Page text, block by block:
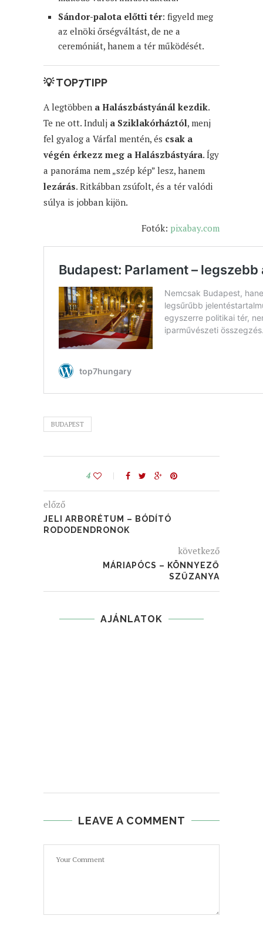
Sándor-palota előtti tér: figyeld meg
az elnöki őrségváltást, de ne a
ceremóniát, hanem a tér működését.
💡TOP7TIPP
A legtöbben a Halászbástyánál kezdik.
Te ne ott. Indulj a Sziklakórháztól, menj
fel gyalog a Várfal mentén, és csak a
végén érkezz meg a Halászbástyára. Így
a panoráma nem „szép kép” lesz, hanem
lezárás. Ritkábban zsúfolt, és a tér valódi
súlya is jobban kijön.
Fotók: pixabay.com
BUDAPEST
4
előző
JELI ARBORÉTUM – BÓDÍTÓ
RODODENDRONOK
következő
MÁRIAPÓCS – KÖNNYEZŐ
SZŰZANYA
AJÁNLATOK
LEAVE A COMMENT